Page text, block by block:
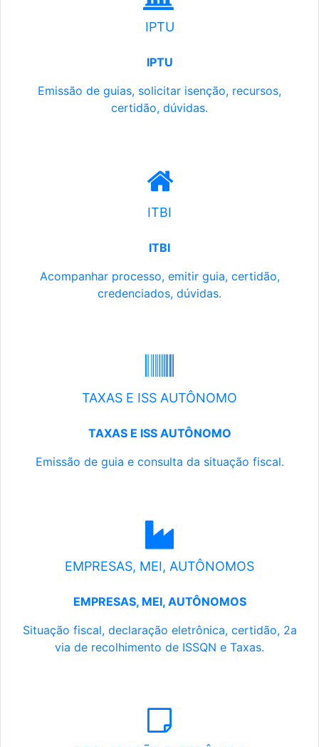
IPTU
IPTU
Emissão de guias, solicitar isenção, recursos,
certidão, dúvidas.
ITBI
ITBI
Acompanhar processo, emitir guia, certidão,
credenciados, dúvidas.
TAXAS E ISS AUTÔNOMO
TAXAS E ISS AUTÔNOMO
Emissão de guia e consulta da situação fiscal.
EMPRESAS, MEI, AUTÔNOMOS
EMPRESAS, MEI, AUTÔNOMOS
Situação fiscal, declaração eletrônica, certidão, 2a
via de recolhimento de ISSQN e Taxas.